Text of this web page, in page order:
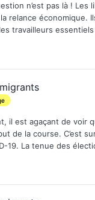
n’est pas là !
relance
travailleurs
il est agaçant de
de la course. C’est
19. La tenue des